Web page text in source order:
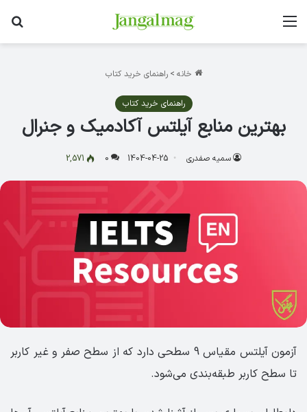
منو
خانه > راهنمای خرید کتاب
راهنمای خرید کتاب
بهترین منابع آیلتس آکادمیک و جنرال
سمیه صفدری 1404-04-25
0
2,571
آزمون آیلتس مقیاس 9 سطحی دارد که از سطح صفر و غیر کاربر
تا سطح کاربر طبقه‌بندی می‌شود.